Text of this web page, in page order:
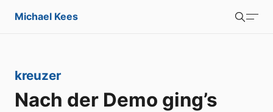
Michael Kees
kreuzer:
Nach der Demo ging’s